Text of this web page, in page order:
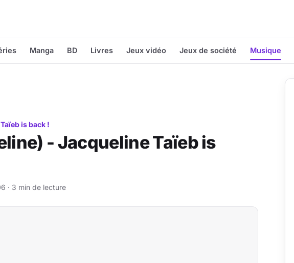
Manga BD Livres Jeux vidéo Jeux de société Musique
is back !
- Jacqueline Taïeb is
· 3 min de lecture